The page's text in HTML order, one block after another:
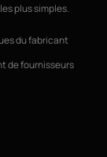
plus simples.
du fabricant
de fournisseurs